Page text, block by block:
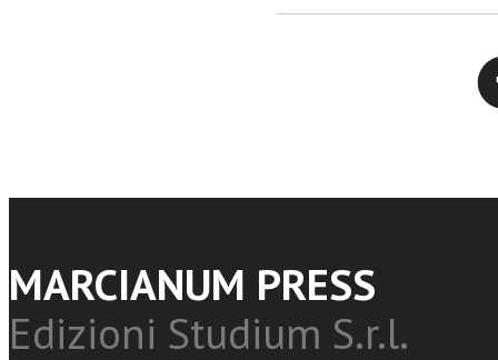
MARCIANUM PRESS
Edizioni Studium S.r.l.